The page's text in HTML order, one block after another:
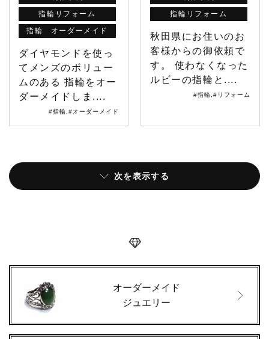
指輪リフォーム
指輪 オーダーメイド
ダイヤモンドを使っ
てメンズのボリュー
ムのある 指輪をオー
ダーメイドしま....
#指輪 #オーダーメイド
指輪リフォーム
秋田県にお住いのお
客様からの御依頼で
す。 使わなくなった
ルビーの指輪と....
#指輪 #リフォーム
次を表示する
オーダーメイド
ジュエリー